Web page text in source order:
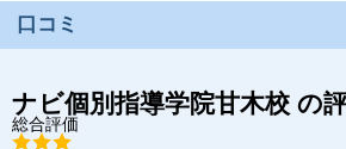
口コミ
ナビ個別指導学院甘木校 の
総合評価